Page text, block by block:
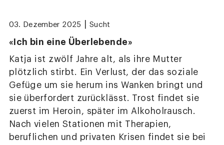
03. Dezember 2025 Sucht
«Ich bin eine Überlebende»
Katja ist zwölf Jahre alt, als ihre Mutter
plötzlich stirbt. Ein Verlust, der das soziale
Gefüge um sie herum ins Wanken bringt und
sie überfordert zurücklässt. Trost findet sie
zuerst im Heroin, später im Alkoholrausch.
Nach vielen Stationen mit Therapien,
beruflichen und privaten Krisen findet sie bei